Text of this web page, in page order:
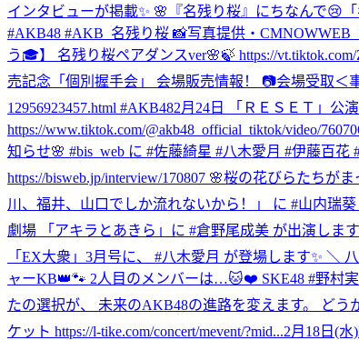
インタビューが掲載✨ 🌸『名残り桜』にちなんで😢
#AKB48 #AKB_名残り桜 📸写真提供・CMNOWWEB
う🎓】 名残り桜ペアダンスver🌸🍃 https://
売記念「個別握手会」 会場販売情報！ 📷会場受取＜
12956923457.html #AKB482月24日 「ＲＥＳＥＴ」公演
https://www.tiktok.com/@akb48_official_tiktok/video/
知らせ🌸 #bis_web に #佐藤綺星 #八木愛月 #伊藤百
https://bisweb.jp/interview/170807 🌸桜の花びらたち
川、福井、山口でしか流れないから！」 に #山内瑞
劇場 「アキラとあきら」に #倉野尾成美 が出演しま
「EX大衆」3月号に、 #八木愛月 が登場します✨ ＼
ャーKB👑🐾 2人目のメンバーは…🐱❤️ SKE48 #野村
たの選択が、 未来のAKB48の進路を変えます。 ど
ケット https://l-tike.com/concert/mevent/?mid...2月18日(